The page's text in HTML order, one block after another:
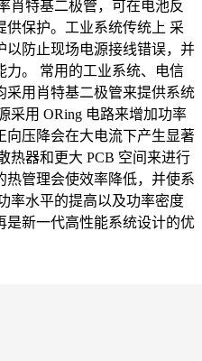
肖特基二极管，可在电池反
供保护。工业系统传统上 采
以防止现场电源接线错误，并
力。 常用的工业系统、电信
采用肖特基二极管来提供系统
采用 ORing 电路来增加功率
向压降会在大电流下产生显著
热器和更大 PCB 空间来进行
管理会使效率降低，并使系
率水平的提高以及功率密度
是新一代高性能系统设计的优